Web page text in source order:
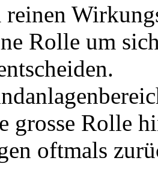
reinen
Rolle um
grosse Rolle
oftmals